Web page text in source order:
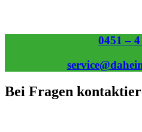
0451 –
Bei Fragen